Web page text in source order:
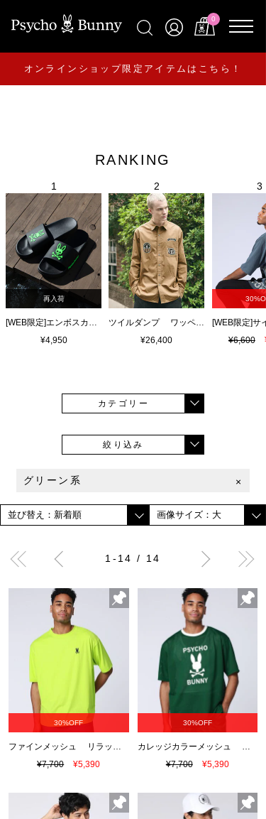
0
オンラインショップ限定アイテムはこちら！
RANKING
再入荷
[WEB限定]エンボスカラーロゴ シャワーサンダル
¥4,950
ツイルダンプ ワッペン刺繍ワッシャーシャツ
¥26,400
¥6,600
カテゴリー
絞り込み
グリーン系 ×
1-14 / 14
30%OFF
ファインメッシュ リラックスワンポイントロゴTシャツ
¥7,700
¥5,390
30%OFF
カレッジカラーメッシュ セットアップTシャツ
¥7,700
¥5,390